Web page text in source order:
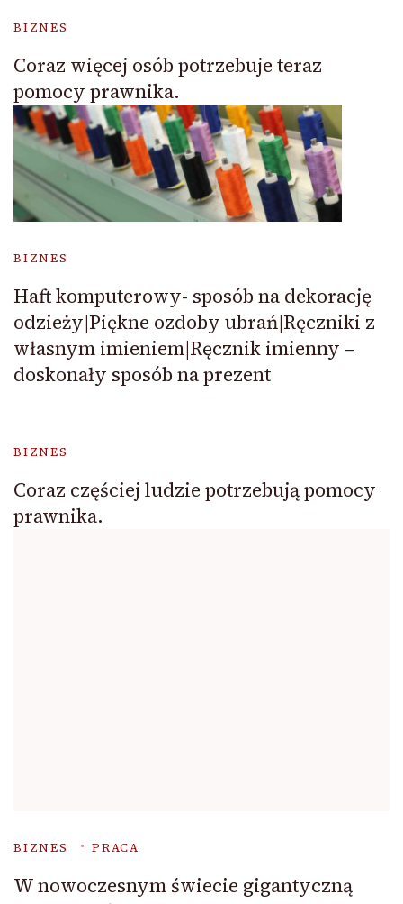
BIZNES
Coraz więcej osób potrzebuje teraz
pomocy prawnika.
BIZNES
Haft komputerowy- sposób na dekorację
odzieży|Piękne ozdoby ubrań|Ręczniki z
własnym imieniem|Ręcznik imienny –
doskonały sposób na prezent
BIZNES
Coraz częściej ludzie potrzebują pomocy
prawnika.
BIZNES PRACA
W nowoczesnym świecie gigantyczną